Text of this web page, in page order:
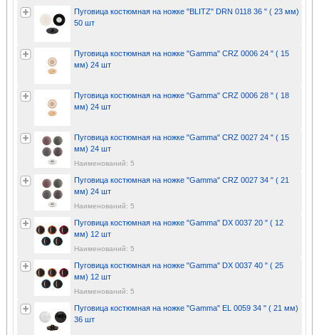
Пуговица костюмная на ножке "BLITZ" DRN 0118 36 " ( 23 мм)
50 шт
Пуговица костюмная на ножке "Gamma" CRZ 0006 24 " ( 15
мм) 24 шт
Пуговица костюмная на ножке "Gamma" CRZ 0006 28 " ( 18
мм) 24 шт
Пуговица костюмная на ножке "Gamma" CRZ 0027 24 " ( 15
мм) 24 шт
Наименований: 5
Пуговица костюмная на ножке "Gamma" CRZ 0027 34 " ( 21
мм) 24 шт
Наименований: 5
Пуговица костюмная на ножке "Gamma" DX 0037 20 " ( 12
мм) 12 шт
Наименований: 5
Пуговица костюмная на ножке "Gamma" DX 0037 40 " ( 25
мм) 12 шт
Наименований: 5
Пуговица костюмная на ножке "Gamma" EL 0059 34 " ( 21 мм)
36 шт